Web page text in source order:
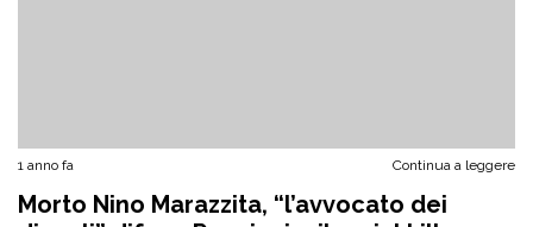
1 anno fa Continua a leggere
Morto Nino Marazzita, “l’avvocato dei